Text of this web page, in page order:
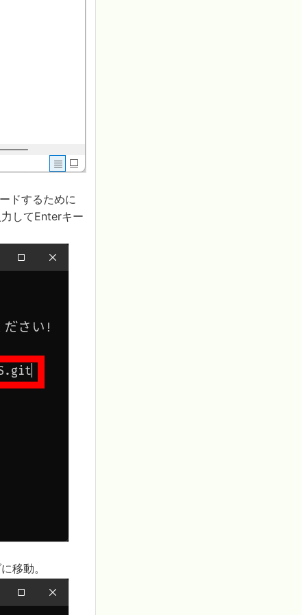
ドするために
してEnterキー
移動。